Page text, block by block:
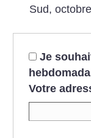
Sud,
Je
Votre